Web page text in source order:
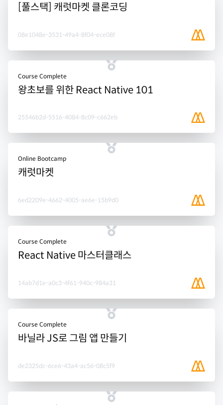
[풀스택] 캐럿마켓 클론코딩
08e1048e-3531-49a4-8f04-ece08f
Course Complete
왕초보를 위한 React Native 101
25546b2d-5516-4084-8c09-c662eb
Online Bootcamp
캐럿마켓
6ed2209e-4662-4005-ae6e-15b9d0
Course Complete
React Native 마스터클래스
14ab7d1e-a0c3-4f61-940c-984a31
Course Complete
바닐라 JS로 그림 앱 만들기
de2325dc-6ce6-43a4-ac56-08c5f9